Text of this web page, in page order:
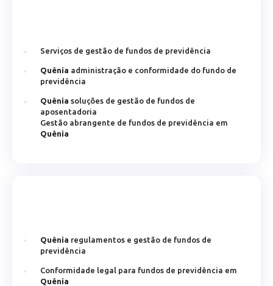
Serviços de gestão de fundos de previdência
Quênia administração e conformidade do fundo de
previdência
Quênia soluções de gestão de fundos de
aposentadoria
Gestão abrangente de fundos de previdência em
Quênia
Quênia regulamentos e gestão de fundos de
previdência
Conformidade legal para fundos de previdência em
Quênia